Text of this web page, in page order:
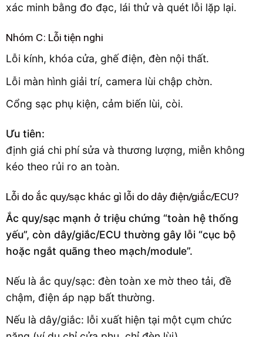
xác minh bằng đo đạc, lái thử và quét lỗi lặp lại.
Nhóm C: Lỗi tiện nghi
Lỗi kính, khóa cửa, ghế điện, đèn nội thất.
Lỗi màn hình giải trí, camera lùi chập chờn.
Cổng sạc phụ kiện, cảm biến lùi, còi.
Ưu tiên:
định giá chi phí sửa và thương lượng, miễn không
kéo theo rủi ro an toàn.
Lỗi do ắc quy/sạc khác gì lỗi do dây điện/giắc/ECU?
Ắc quy/sạc mạnh ở triệu chứng “toàn hệ thống
yếu”, còn dây/giắc/ECU thường gây lỗi “cục bộ
hoặc ngắt quãng theo mạch/module”.
Nếu là ắc quy/sạc: đèn toàn xe mờ theo tải, đề
chậm, điện áp nạp bất thường.
Nếu là dây/giắc: lỗi xuất hiện tại một cụm chức